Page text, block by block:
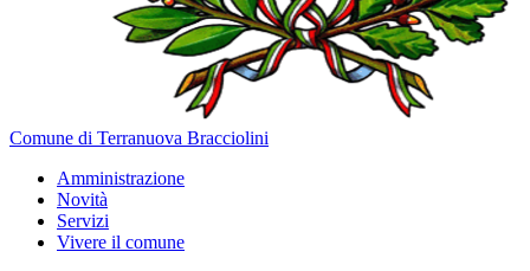
Comune di Terranuova Bracciolini
Amministrazione
Novità
Servizi
Vivere il comune